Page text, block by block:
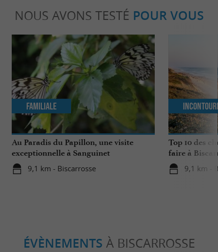
NOUS AVONS TESTÉ POUR VOUS
Au Paradis du Papillon, une visite
exceptionnelle à Sanguinet
9,1 km - Biscarrosse
Familiale
Top 10 des
faire à
9,1 km -
ÉVÈNEMENTS À BISCARROSSE